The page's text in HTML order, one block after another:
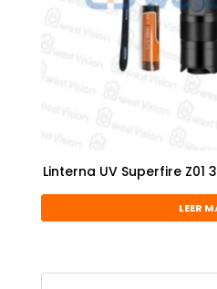
Linterna UV Superfire Z01
LEER